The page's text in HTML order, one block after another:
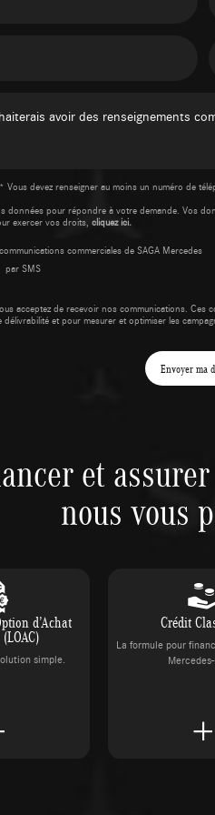
devez renseigner au moins un numéro de
données pour répondre à votre demande. Vos
exercer vos droits, cliquez ici.
commerciales de SAGA Mercedes
par SMS
acceptez de recevoir nos communications. Ces
et pour mesurer et optimiser les
Envoyer ma
et
nous vous
d’Achat
simple.
Crédit
La formule pour
Mercedes-